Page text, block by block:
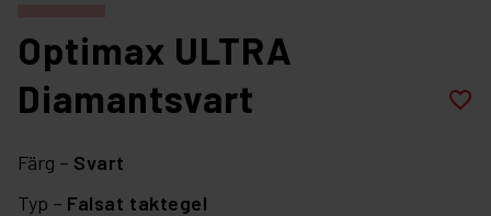
Optimax ULTRA
Diamantsvart
favorite_border
Färg – Svart
Typ – Falsat taktegel